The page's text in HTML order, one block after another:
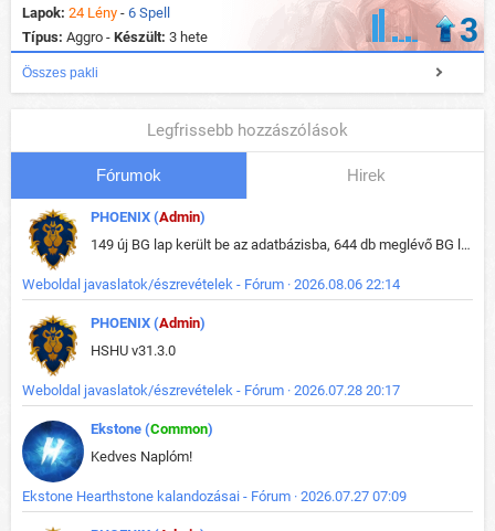
Lapok: 24 Lény - 6 Spell
Típus: Aggro - Készült: 3 hete 3
Összes pakli
Legfrissebb hozzászólások
Fórumok Hirek
PHOENIX (Admin)
149 új BG lap került be az adatbázisba, 644 db meglévő BG lap módosult, bekerültek az új képek a megváltozott lapokhoz is.
Weboldal javaslatok/észrevételek - Fórum · 2026.08.06 22:14
PHOENIX (Admin)
HSHU v31.3.0
Weboldal javaslatok/észrevételek - Fórum · 2026.07.28 20:17
Ekstone (Common)
Kedves Naplóm!
Ekstone Hearthstone kalandozásai - Fórum · 2026.07.27 07:09